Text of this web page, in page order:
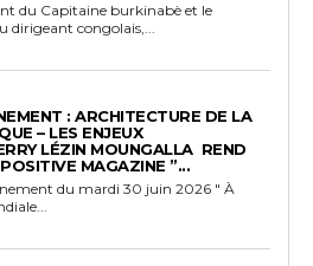
du Capitaine burkinabè et le
dirigeant congolais,...
: ARCHITECTURE DE LA
– LES ENJEUX
LÉZIN MOUNGALLA REND
MAGAZINE ”...
du mardi 30 juin 2026 " À